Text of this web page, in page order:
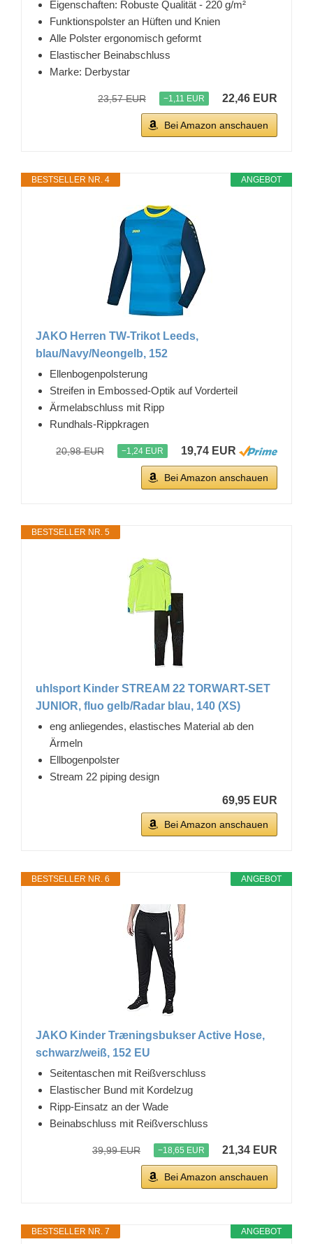
Eigenschaften: Robuste Qualität - 220 g/m²
Funktionspolster an Hüften und Knien
Alle Polster ergonomisch geformt
Elastischer Beinabschluss
Marke: Derbystar
23,57 EUR −1,11 EUR 22,46 EUR
Bei Amazon anschauen
ANGEBOT
BESTSELLER NR. 4
JAKO Herren TW-Trikot Leeds,
blau/Navy/Neongelb, 152
Ellenbogenpolsterung
Streifen in Embossed-Optik auf Vorderteil
Ärmelabschluss mit Ripp
Rundhals-Rippkragen
20,98 EUR −1,24 EUR 19,74 EUR
Bei Amazon anschauen
BESTSELLER NR. 5
uhlsport Kinder STREAM 22 TORWART-SET
JUNIOR, fluo gelb/Radar blau, 140 (XS)
eng anliegendes, elastisches Material ab den
Ärmeln
Ellbogenpolster
Stream 22 piping design
69,95 EUR
Bei Amazon anschauen
ANGEBOT
BESTSELLER NR. 6
JAKO Kinder Træningsbukser Active Hose,
schwarz/weiß, 152 EU
Seitentaschen mit Reißverschluss
Elastischer Bund mit Kordelzug
Ripp-Einsatz an der Wade
Beinabschluss mit Reißverschluss
39,99 EUR −18,65 EUR 21,34 EUR
Bei Amazon anschauen
ANGEBOT
BESTSELLER NR. 7